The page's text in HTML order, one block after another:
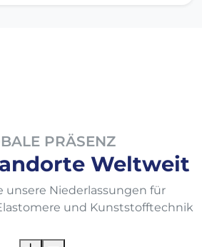
PRÄSENZ
Weltweit
unsere Niederlassungen für
und Kunststofftechnik